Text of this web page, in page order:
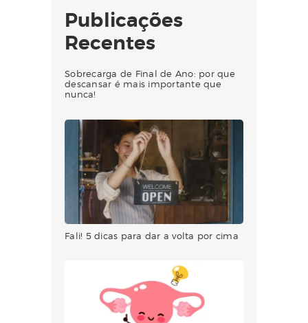
Publicações
Recentes
Sobrecarga de Final de Ano: por que
descansar é mais importante que
nunca!
Fali! 5 dicas para dar a volta por cima